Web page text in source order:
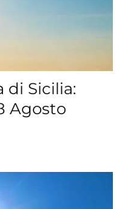
di Sicilia:
Agosto